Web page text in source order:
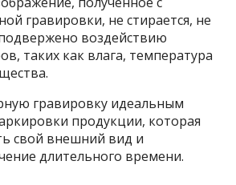
гравировки, не стирается, не
воздействию
таких как влага, температура
гравировку идеальным
продукции, которая
свой внешний вид и
длительного времени.